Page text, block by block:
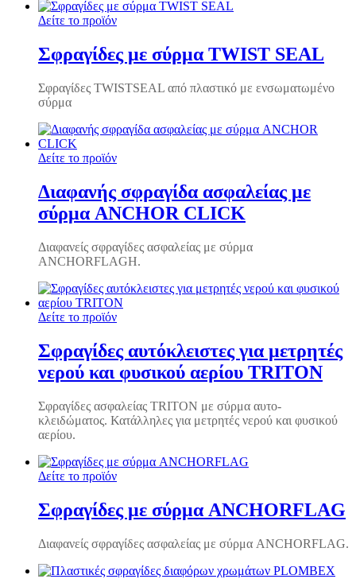
Δείτε το προϊόν
Σφραγίδες με σύρμα TWIST SEAL
Σφραγίδες TWISTSEAL από πλαστικό με ενσωματωμένο
σύρμα
Δείτε το προϊόν
Διαφανής σφραγίδα ασφαλείας με
σύρμα ANCHOR CLICK
Διαφανείς σφραγίδες ασφαλείας με σύρμα
ANCHORFLAGH.
Δείτε το προϊόν
Σφραγίδες αυτόκλειστες για μετρητές
νερού και φυσικού αερίου TRITON
Σφραγίδες ασφαλείας TRITON με σύρμα αυτο-
κλειδώματος. Κατάλληλες για μετρητές νερού και φυσικού
αερίου.
Δείτε το προϊόν
Σφραγίδες με σύρμα ANCHORFLAG
Διαφανείς σφραγίδες ασφαλείας με σύρμα ANCHORFLAG.